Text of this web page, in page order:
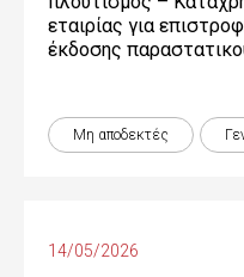
εταιρίας για
έκδοσης
Μη αποδεκτές
14/05/2026